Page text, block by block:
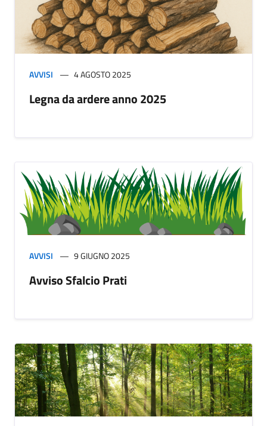
AVVISI 4 AGOSTO 2025
Legna da ardere anno 2025
AVVISI 9 GIUGNO 2025
Avviso Sfalcio Prati